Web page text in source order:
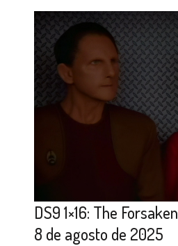
DS9 1×16: The Forsaken
8 de agosto de 2025